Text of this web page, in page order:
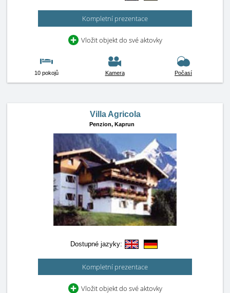
Kompletní prezentace
Vložit objekt do své aktovky
10 pokojů Kamera Počasí
Villa Agricola
Penzion, Kaprun
Dostupné jazyky:
Kompletní prezentace
Vložit objekt do své aktovky